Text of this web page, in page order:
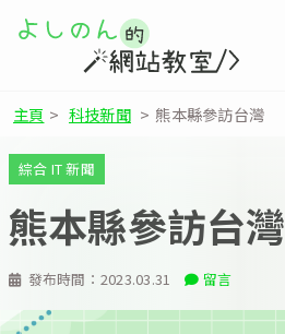
主頁 > 科技新聞 > 熊本縣參訪台灣
發布時間： 2023.03.31 留言
綜合 IT 新聞
熊本縣參訪台灣